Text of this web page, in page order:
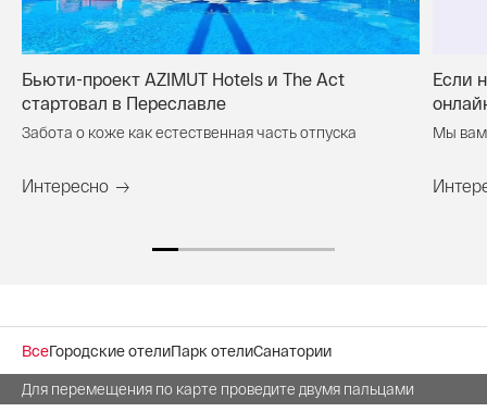
Бьюти-проект AZIMUT Hotels и The Act
стартовал в Переславле
Забота о коже как естественная часть отпуска
Интересно
Если
Мы вам
ВсеГородские отелиПарк отелиСанатории
Для перемещения по карте проведите двумя пальцами